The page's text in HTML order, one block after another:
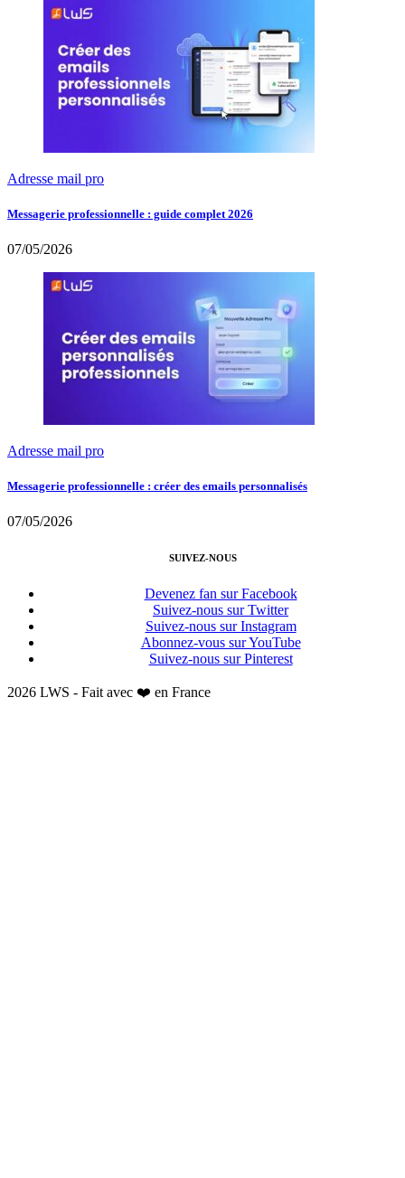
Adresse mail pro
Messagerie professionnelle : guide complet 2026
07/05/2026
Adresse mail pro
Messagerie professionnelle : créer des emails personnalisés
07/05/2026
SUIVEZ-NOUS
Devenez fan sur Facebook
Suivez-nous sur Twitter
Suivez-nous sur Instagram
Abonnez-vous sur YouTube
Suivez-nous sur Pinterest
2026 LWS - Fait avec ❤️ en France